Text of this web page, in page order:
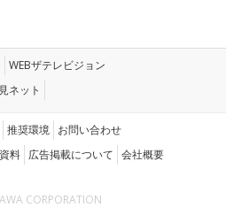
WEBザテレビジョン
ネット
推奨環境 お問い合わせ
料 広告掲載について 会社概要
CORPORATION